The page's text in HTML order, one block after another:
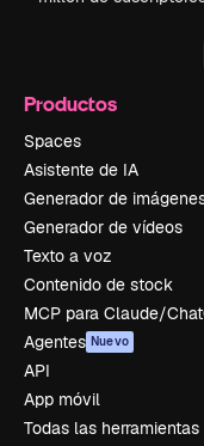
Productos
Spaces
Asistente de IA
Generador de
Generador de vídeos
Texto a voz
Contenido de stock
MCP para Claude/
Agentes Nuevo
API
App móvil
Todas las herramientas